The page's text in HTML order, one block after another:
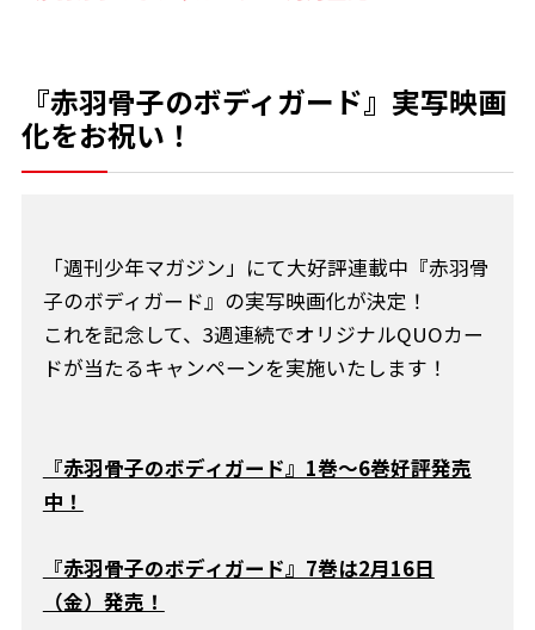
『赤羽骨子のボディガード』実写映画
化をお祝い！
「週刊少年マガジン」にて大好評連載中『赤羽骨
子のボディガード』の実写映画化が決定！
これを記念して、3週連続でオリジナルQUOカー
ドが当たるキャンペーンを実施いたします！
『赤羽骨子のボディガード』1巻〜6巻好評発売
中！
『赤羽骨子のボディガード』7巻は2月16日
（金）発売！